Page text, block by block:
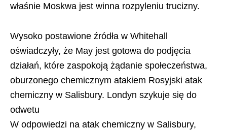
właśnie Moskwa jest winna rozpyleniu trucizny.
Wysoko postawione źródła w Whitehall
oświadczyły, że May jest gotowa do podjęcia
działań, które zaspokoją żądanie społeczeństwa,
oburzonego chemicznym atakiem Rosyjski atak
chemiczny w Salisbury. Londyn szykuje się do
odwetu
W odpowiedzi na atak chemiczny w Salisbury,